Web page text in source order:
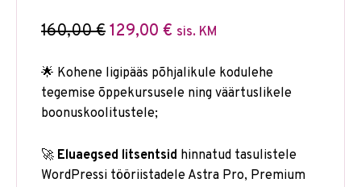
160,00€129,00 € sis. KM
🌟 Kohene ligipääs põhjalikule kodulehe
tegemise õppekursusele ning väärtuslikele
boonuskoolitustele;
🚀 Eluaegsed litsentsid hinnatud tasulistele
WordPressi tööriistadele Astra Pro, Premium